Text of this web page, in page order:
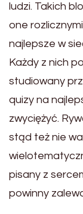
ludzi. Takich
one
najlepsze w
Każdy z nich
studiowany
quizy na
zwyciężyć.
stąd też nie
pisany z
powinny